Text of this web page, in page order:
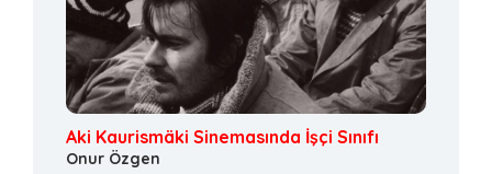
Aki Kaurismäki Sinemasında İşçi Sınıfı
Onur Özgen